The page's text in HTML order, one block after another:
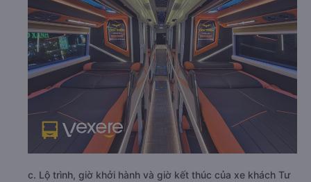
c. Lộ trình, giờ khởi hành và giờ kết thúc của xe khách Tư